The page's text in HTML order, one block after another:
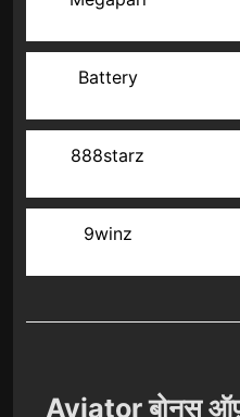
Battery
888starz
9winz
Aviator बोनस